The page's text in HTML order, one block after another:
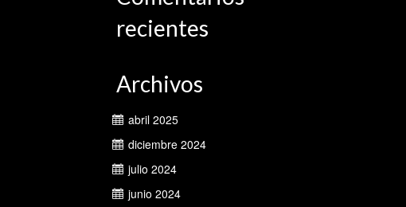
recientes
Archivos
abril 2025
diciembre 2024
julio 2024
junio 2024